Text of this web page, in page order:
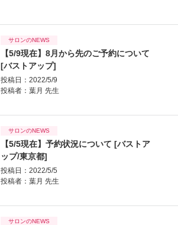
サロンのNEWS
【5/9現在】8月から先のご予約について
[バストアップ]
投稿日：2022/5/9
投稿者： 葉月 先生
サロンのNEWS
【5/5現在】予約状況について [バストア
ップ/東京都]
投稿日：2022/5/5
投稿者： 葉月 先生
サロンのNEWS